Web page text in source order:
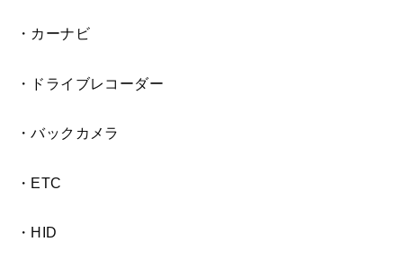
・カーナビ
・ドライブレコーダー
・バックカメラ
・ETC
・HID